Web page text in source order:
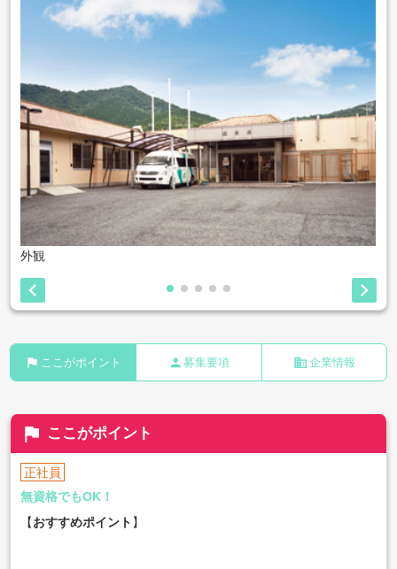
外観
 
flag ここがポイント person 募集要項 business 企業情報
flag ここがポイント
正社員
無資格でもOK！
【おすすめポイント 】